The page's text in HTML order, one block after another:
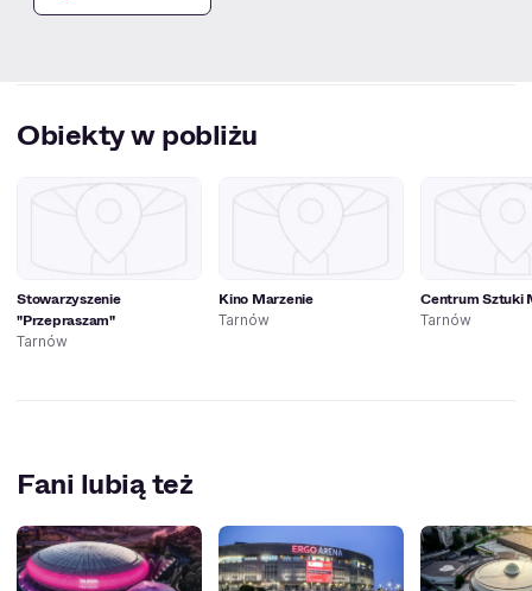
Sala Koncertowa Zespołu Szkół Muzycznych w
Obiekty w pobliżu
Stowarzyszenie
"Przepraszam"
Tarnów
Kino Marzenie
Tarnów
Centrum Sztuki
Tarnów
Fani lubią też